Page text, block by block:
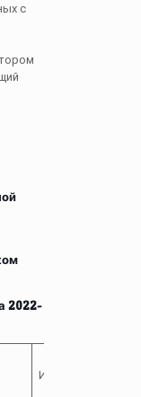
с
2022-
Исполнители